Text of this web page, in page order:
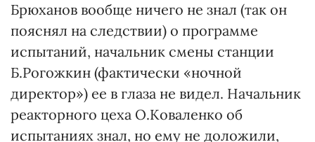
Брюханов вообще ничего не знал (так он
пояснял на следствии) о программе
испытаний, начальник смены станции
Б.Рогожкин (фактически «ночной
директор») ее в глаза не видел. Начальник
реакторного цеха О.Коваленко об
испытаниях знал, но ему не доложили,